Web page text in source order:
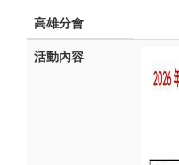
高雄分會
活動內容